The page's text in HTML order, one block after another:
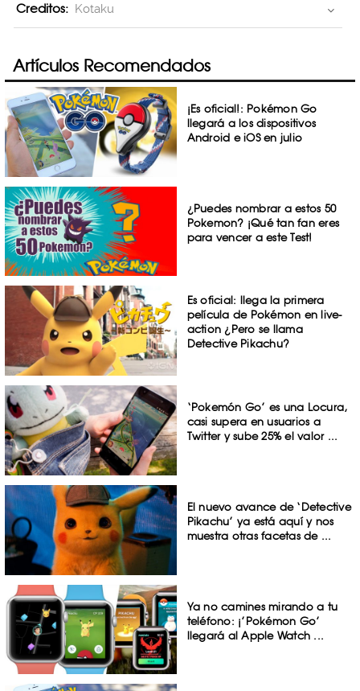
Creditos: Kotaku
Artículos Recomendados
¡Es oficial!: Pokémon Go
llegará a los dispositivos
Android e iOS en julio
¿Puedes nombrar a estos 50
Pokemon? ¡Qué tan fan eres
para vencer a este Test!
Es oficial: llega la primera
película de Pokémon en live-
action ¿Pero se llama
Detective Pikachu?
‘Pokemón Go’ es una Locura,
casi supera en usuarios a
Twitter y sube 25% el valor ...
El nuevo avance de ‘Detective
Pikachu’ ya está aquí y nos
muestra otras facetas de ...
Ya no camines mirando a tu
teléfono: ¡’Pokémon Go’
llegará al Apple Watch ...